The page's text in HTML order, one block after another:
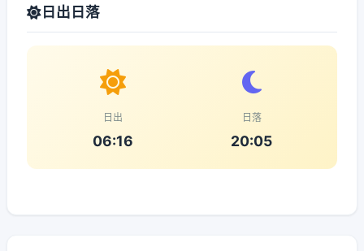
日出日落
日出
06:16
日落
20:05